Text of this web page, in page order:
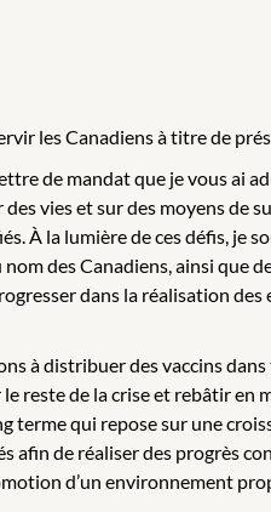
les Canadiens à titre de
de mandat que je vous ai
vies et sur des moyens de
À la lumière de ces défis,
nom des Canadiens, ainsi
dans la réalisation
à distribuer des vaccins
reste de la crise et rebâtir en
terme qui repose sur une
afin de réaliser des progrès
d’un environnement